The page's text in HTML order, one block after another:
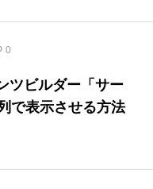
0
ツビルダー「サー
で表示させる方法